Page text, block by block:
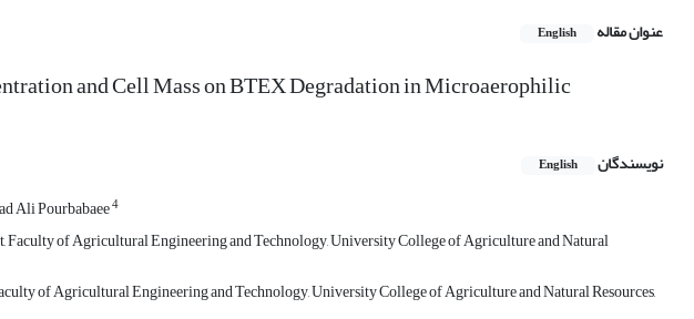
عنوان مقاله English
and Cell Mass on BTEX Degradation in Microaerophilic
نویسندگان English
Ali Pourbabaee4
of Agricultural Engineering and Technology, University College of Agriculture and Natural
of Agricultural Engineering and Technology, University College of Agriculture and Natural Resources,